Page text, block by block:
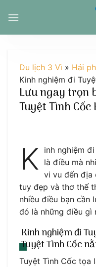
đến
Du lịch 3 Vì » Hải
Kinh nghiệm đi
Lưu ngay trọn
Tuyệt Tình Cốc
K inh nghiệm
là điều mà
vi vu đến địa
tuy đẹp và thơ thế
nhiều điều bạn cần
đó là những điều gì
Kinh nghiệm đi
Tuyệt Tình Cốc
Tuyệt Tình Cốc tọa